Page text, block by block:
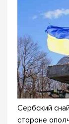
Сербский
стороне